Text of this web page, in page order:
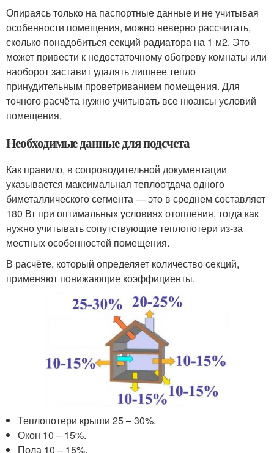
Опираясь только на паспортные данные и не учитывая
особенности помещения, можно неверно рассчитать,
сколько понадобиться секций радиатора на 1 м2. Это
может привести к недостаточному обогреву комнаты или
наоборот заставит удалять лишнее тепло
принудительным проветриванием помещения. Для
точного расчёта нужно учитывать все нюансы условий
помещения.
Необходимые данные для подсчета
Как правило, в сопроводительной документации
указывается максимальная теплоотдача одного
биметаллического сегмента — это в среднем составляет
180 Вт при оптимальных условиях отопления, тогда как
нужно учитывать сопутствующие теплопотери из-за
местных особенностей помещения.
В расчёте, который определяет количество секций,
применяют понижающие коэффициенты.
Теплопотери крыши 25 – 30%.
Окон 10 – 15%.
Пола 10 – 15%.